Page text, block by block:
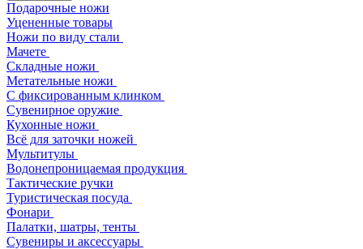
Подарочные ножи
Уцененные товары
Ножи по виду стали
Мачете
Складные ножи
Метательные ножи
С фиксированным клинком
Сувенирное оружие
Кухонные ножи
Всё для заточки ножей
Мультитулы
Водонепроницаемая продукция
Тактические ручки
Туристическая посуда
Фонари
Палатки, шатры, тенты
Сувениры и аксессуары